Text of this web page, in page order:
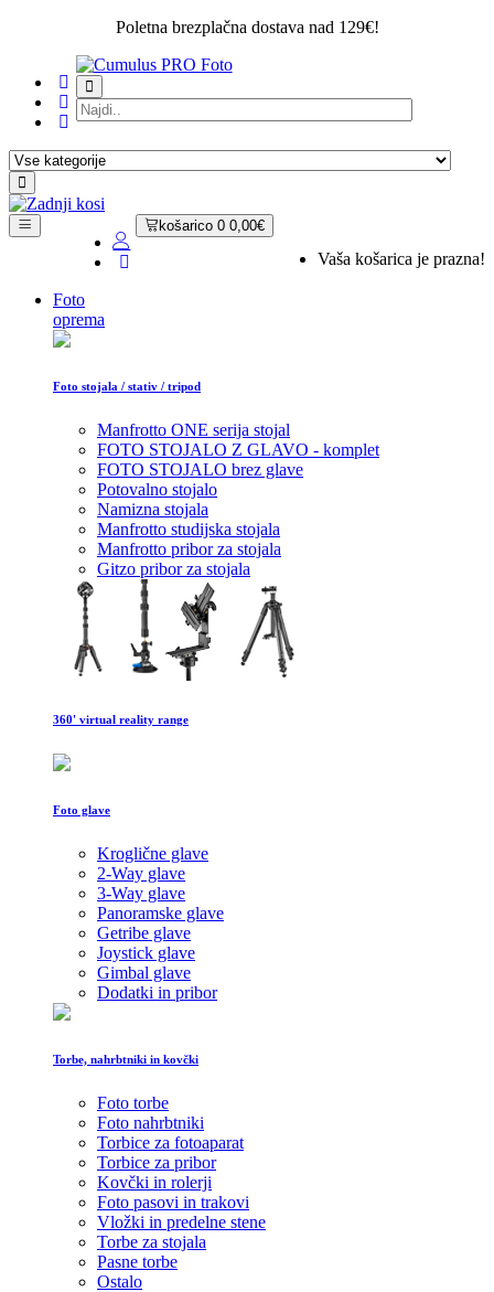
Poletna brezplačna dostava nad 129€!
košarico 0 0,00€
Vaša košarica je prazna!
Foto
oprema
Foto stojala / stativ / tripod
Manfrotto ONE serija stojal
FOTO STOJALO Z GLAVO - komplet
FOTO STOJALO brez glave
Potovalno stojalo
Namizna stojala
Manfrotto studijska stojala
Manfrotto pribor za stojala
Gitzo pribor za stojala
360' virtual reality range
Foto glave
Kroglične glave
2-Way glave
3-Way glave
Panoramske glave
Getribe glave
Joystick glave
Gimbal glave
Dodatki in pribor
Torbe, nahrbtniki in kovčki
Foto torbe
Foto nahrbtniki
Torbice za fotoaparat
Torbice za pribor
Kovčki in rolerji
Foto pasovi in trakovi
Vložki in predelne stene
Torbe za stojala
Pasne torbe
Ostalo